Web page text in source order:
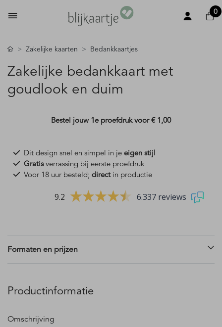
0
Zakelijke kaarten Bedankkaartjes
Zakelijke bedankkaart met
goudlook en duim
Bestel jouw 1e proefdruk voor€ 1,00
Dit design snel en simpel in je eigen stijl
Gratisverrassing bij eerste proefdruk
Voor 18 uur besteld; directin productie
9.2 6.337 reviews
Formaten en prijzen
Productinformatie
Omschrijving